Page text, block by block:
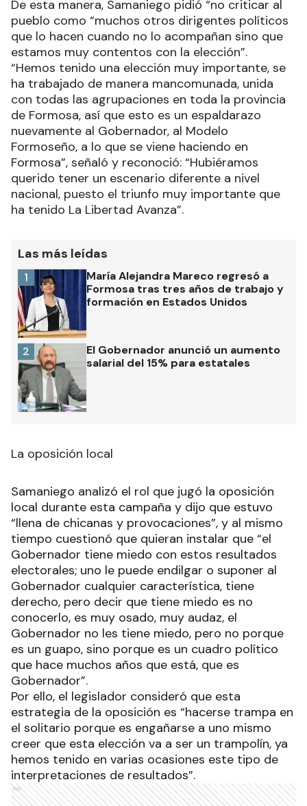
De esta manera, Samaniego pidió “no criticar al
pueblo como “muchos otros dirigentes políticos
que lo hacen cuando no lo acompañan sino que
estamos muy contentos con la elección”.
“Hemos tenido una elección muy importante, se
ha trabajado de manera mancomunada, unida
con todas las agrupaciones en toda la provincia
de Formosa, así que esto es un espaldarazo
nuevamente al Gobernador, al Modelo
Formoseño, a lo que se viene haciendo en
Formosa”, señaló y reconoció: “Hubiéramos
querido tener un escenario diferente a nivel
nacional, puesto el triunfo muy importante que
ha tenido La Libertad Avanza”.
Las más leídas
María Alejandra Mareco regresó a
Formosa tras tres años de trabajo y
formación en Estados Unidos
1
El Gobernador anunció un aumento
salarial del 15% para estatales
2
La oposición local
Samaniego analizó el rol que jugó la oposición
local durante esta campaña y dijo que estuvo
“llena de chicanas y provocaciones”, y al mismo
tiempo cuestionó que quieran instalar que “el
Gobernador tiene miedo con estos resultados
electorales; uno le puede endilgar o suponer al
Gobernador cualquier característica, tiene
derecho, pero decir que tiene miedo es no
conocerlo, es muy osado, muy audaz, el
Gobernador no les tiene miedo, pero no porque
es un guapo, sino porque es un cuadro político
que hace muchos años que está, que es
Gobernador”.
Por ello, el legislador consideró que esta
estrategia de la oposición es “hacerse trampa en
el solitario porque es engañarse a uno mismo
creer que esta elección va a ser un trampolín, ya
hemos tenido en varias ocasiones este tipo de
interpretaciones de resultados”.
Ads